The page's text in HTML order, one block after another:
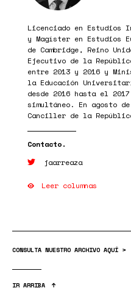
Licenciado en Estudios
y Magíster en Estudios
de Cambridge, Reino
Ejecutivo de la
entre 2013 y 2016 y
la Educación
desde 2016 hasta el
simultáneo. En agosto
Canciller de la
jaarreaza
Leer columnas
CONSULTA NUESTRO ARCHIVO AQUÍ >
IR ARRIBA